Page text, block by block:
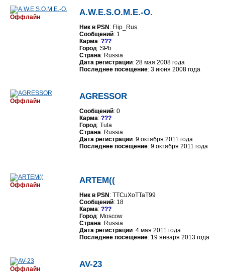
A.W.E.S.O.M.E.-O.
Ник в PSN : Flip_Rus
Сообщений: 1
Карма: ???
Город: SPb
Страна: Russia
Дата регистрации: 28 мая 2008 года
Последнее посещение: 3 июня 2008 года
Оффлайн
AGRESSOR
Сообщений: 0
Карма: ???
Город: Tula
Страна: Russia
Дата регистрации: 9 октября 2011 года
Последнее посещение: 9 октября 2011 года
Оффлайн
ARTEM((
Ник в PSN : TTCuXoTTaT99
Сообщений: 18
Карма: ???
Город: Moscow
Страна: Russia
Дата регистрации: 4 мая 2011 года
Последнее посещение: 19 января 2013 года
Оффлайн
AV-23
Оффлайн